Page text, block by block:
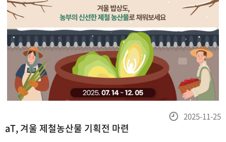
aT, 겨울 제철농산물 기획전 마련
등
2025-11-25